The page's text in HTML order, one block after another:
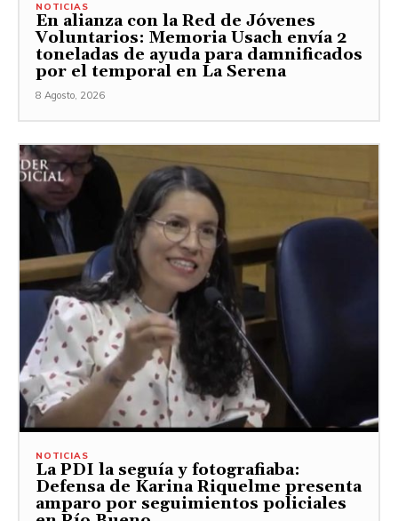
NOTICIAS
En alianza con la Red de Jóvenes
Voluntarios: Memoria Usach envía 2
toneladas de ayuda para damnificados
por el temporal en La Serena
8 Agosto, 2026
NOTICIAS
La PDI la seguía y fotografiaba:
Defensa de Karina Riquelme presenta
amparo por seguimientos policiales